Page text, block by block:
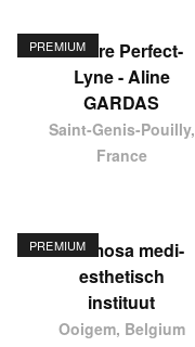
PREMIUMCentre Perfect-
Lyne - Aline
GARDAS
Saint-Genis-Pouilly,
France
PREMIUMHermosa medi-
esthetisch
instituut
Ooigem, Belgium